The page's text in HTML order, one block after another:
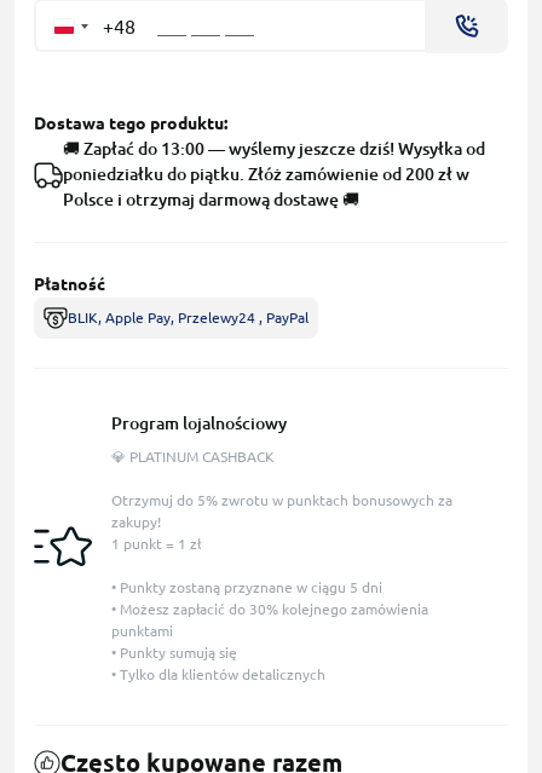
+48
Dostawa tego produktu:
🚚 Zapłać do 13:00 — wyślemy jeszcze dziś! Wysyłka od
poniedziałku do piątku. Złóż zamówienie od 200 zł w
Polsce i otrzymaj darmową dostawę 🚚
Płatność
BLIK, Apple Pay, Przelewy24 , PayPal
Program lojalnościowy
💎 PLATINUM CASHBACK
Otrzymuj do 5% zwrotu w punktach bonusowych za
zakupy!
1 punkt = 1 zł
• Punkty zostaną przyznane w ciągu 5 dni
• Możesz zapłacić do 30% kolejnego zamówienia
punktami
• Punkty sumują się
• Tylko dla klientów detalicznych
Często kupowane razem